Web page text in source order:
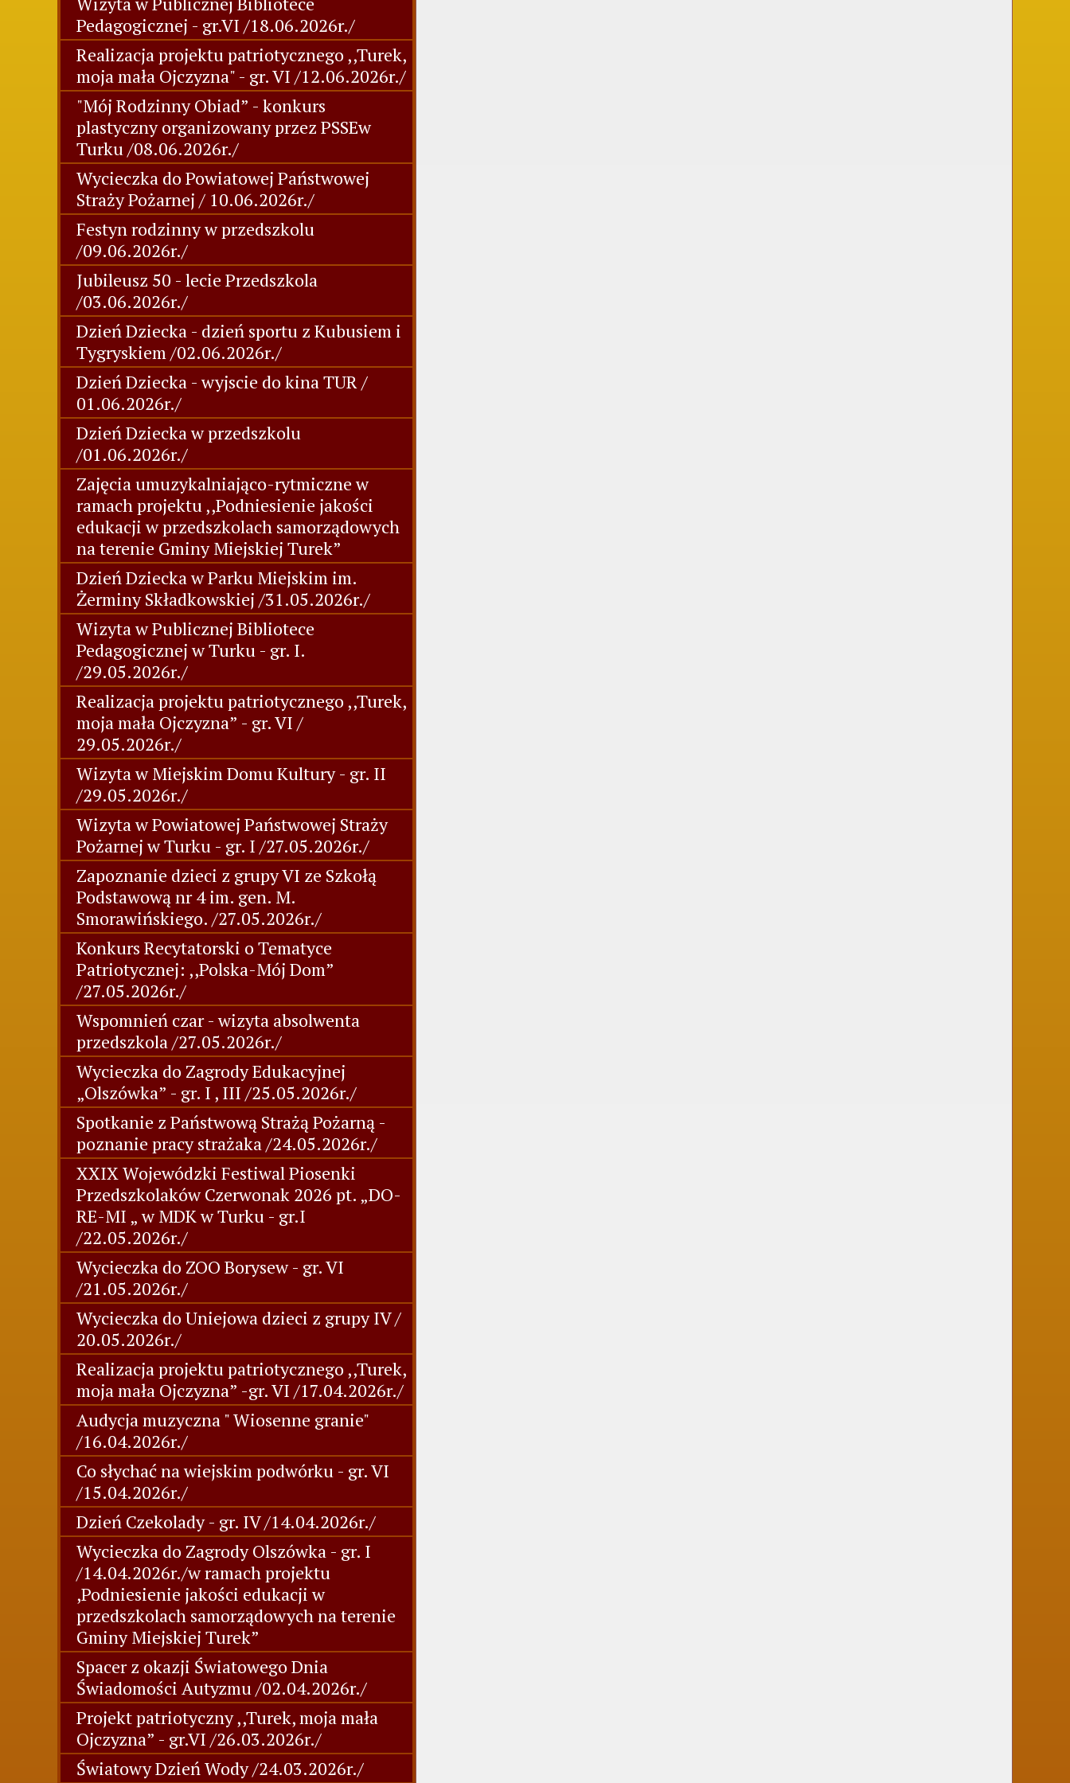
Pedagogicznej - gr.VI /18.06.2026r./
Realizacja projektu patriotycznego ,,Turek,
moja mała Ojczyzna" - gr. VI /12.06.2026r./
"Mój Rodzinny Obiad” - konkurs
plastyczny organizowany przez PSSEw
Turku /08.06.2026r./
Wycieczka do Powiatowej Państwowej
Straży Pożarnej / 10.06.2026r./
Festyn rodzinny w przedszkolu
/09.06.2026r./
Jubileusz 50 - lecie Przedszkola
/03.06.2026r./
Dzień Dziecka - dzień sportu z Kubusiem i
Tygryskiem /02.06.2026r./
Dzień Dziecka - wyjscie do kina TUR /
01.06.2026r./
Dzień Dziecka w przedszkolu
/01.06.2026r./
Zajęcia umuzykalniająco-rytmiczne w
ramach projektu ,,Podniesienie jakości
edukacji w przedszkolach samorządowych
na terenie Gminy Miejskiej Turek”
Dzień Dziecka w Parku Miejskim im.
Żerminy Składkowskiej /31.05.2026r./
Wizyta w Publicznej Bibliotece
Pedagogicznej w Turku - gr. I.
/29.05.2026r./
Realizacja projektu patriotycznego ,,Turek,
moja mała Ojczyzna” - gr. VI /
29.05.2026r./
Wizyta w Miejskim Domu Kultury - gr. II
/29.05.2026r./
Wizyta w Powiatowej Państwowej Straży
Pożarnej w Turku - gr. I /27.05.2026r./
Zapoznanie dzieci z grupy VI ze Szkołą
Podstawową nr 4 im. gen. M.
Smorawińskiego. /27.05.2026r./
Konkurs Recytatorski o Tematyce
Patriotycznej: ,,Polska-Mój Dom”
/27.05.2026r./
Wspomnień czar - wizyta absolwenta
przedszkola /27.05.2026r./
Wycieczka do Zagrody Edukacyjnej
„Olszówka” - gr. I , III /25.05.2026r./
Spotkanie z Państwową Strażą Pożarną -
poznanie pracy strażaka /24.05.2026r./
XXIX Wojewódzki Festiwal Piosenki
Przedszkolaków Czerwonak 2026 pt. „DO-
RE-MI „ w MDK w Turku - gr.I
/22.05.2026r./
Wycieczka do ZOO Borysew - gr. VI
/21.05.2026r./
Wycieczka do Uniejowa dzieci z grupy IV /
20.05.2026r./
Realizacja projektu patriotycznego ,,Turek,
moja mała Ojczyzna” -gr. VI /17.04.2026r./
Audycja muzyczna " Wiosenne granie"
/16.04.2026r./
Co słychać na wiejskim podwórku - gr. VI
/15.04.2026r./
Dzień Czekolady - gr. IV /14.04.2026r./
Wycieczka do Zagrody Olszówka - gr. I
/14.04.2026r./w ramach projektu
,Podniesienie jakości edukacji w
przedszkolach samorządowych na terenie
Gminy Miejskiej Turek”
Spacer z okazji Światowego Dnia
Świadomości Autyzmu /02.04.2026r./
Projekt patriotyczny ,,Turek, moja mała
Ojczyzna” - gr.VI /26.03.2026r./
Światowy Dzień Wody /24.03.2026r./